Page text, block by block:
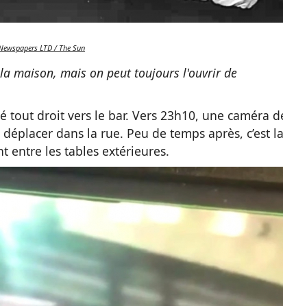
LTD / The Sun
maison, mais on peut toujours l'ouvrir de
tout droit vers le bar. Vers 23h10, une caméra
dans la rue. Peu de temps après, c’est la
entre les tables extérieures.